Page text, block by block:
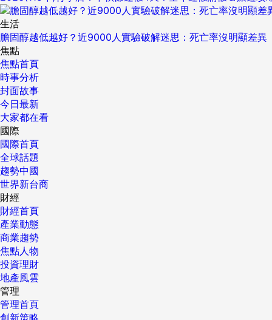
生活
膽固醇越低越好？近9000人實驗破解迷思：死亡率沒明顯差異
焦點
焦點首頁
時事分析
封面故事
今日最新
大家都在看
國際
國際首頁
全球話題
趨勢中國
世界新台商
財經
財經首頁
產業動態
商業趨勢
焦點人物
投資理財
地產風雲
管理
管理首頁
創新策略